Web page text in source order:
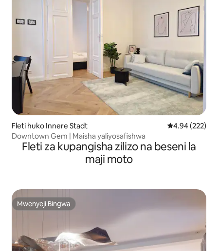
Fleti huko Innere Stadt Ukadiriaji wa
4.94 (222)
Downtown Gem | Maisha yaliyosafishwa
Fleti za kupangisha zilizo na beseni la
maji moto
Mwenyeji Bingwa
Mwenyeji Bingwa